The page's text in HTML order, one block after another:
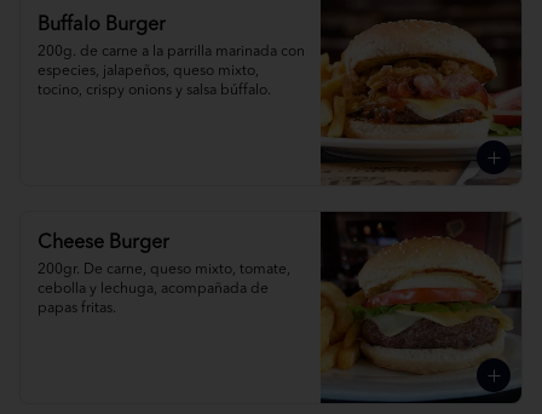
Buffalo Burger
200g. de carne a la parrilla marinada con
especies, jalapeños, queso mixto,
tocino, crispy onions y salsa búffalo.
Cheese Burger
200gr. De carne, queso mixto, tomate,
cebolla y lechuga, acompañada de
papas fritas.